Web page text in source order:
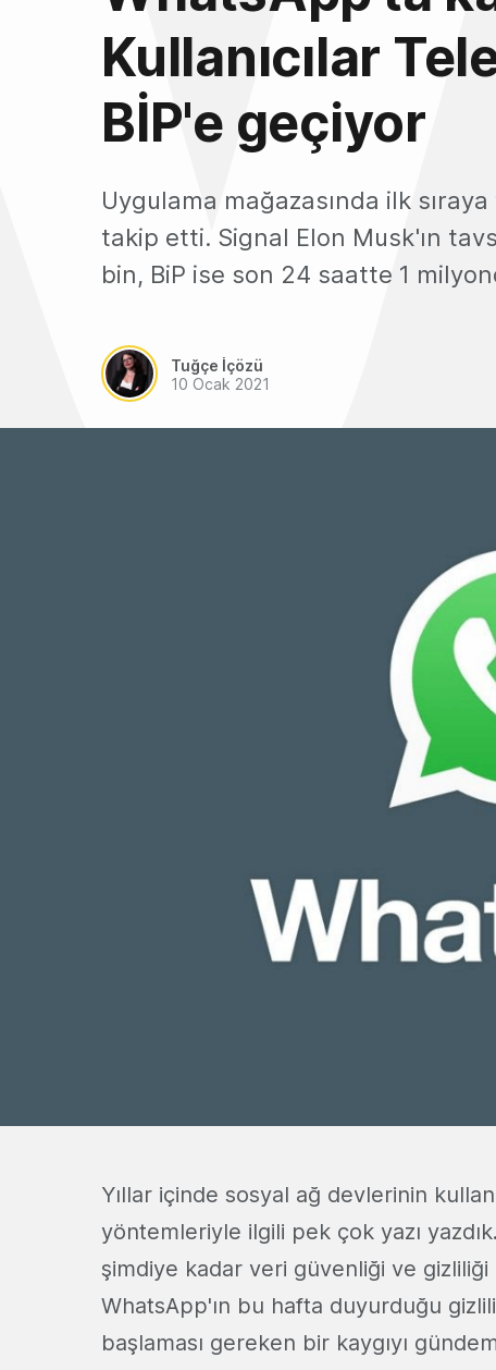
Kullanıcılar
BİP'e geçiyor
Uygulama mağazasında ilk
takip etti. Signal Elon Musk'ın
bin, BiP ise son 24 saatte 1
Tuğçe İçözü
10 Ocak 2021
Yıllar içinde sosyal ağ devlerinin
yöntemleriyle ilgili pek çok yazı
şimdiye kadar veri güvenliği ve
WhatsApp'ın bu hafta duyurduğu
başlaması gereken bir kaygıyı